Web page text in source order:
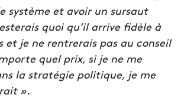
système et avoir un sursaut
quoi qu’il arrive fidèle à
et je ne rentrerais pas au conseil
quel prix, si je ne me
la stratégie politique, je me
».